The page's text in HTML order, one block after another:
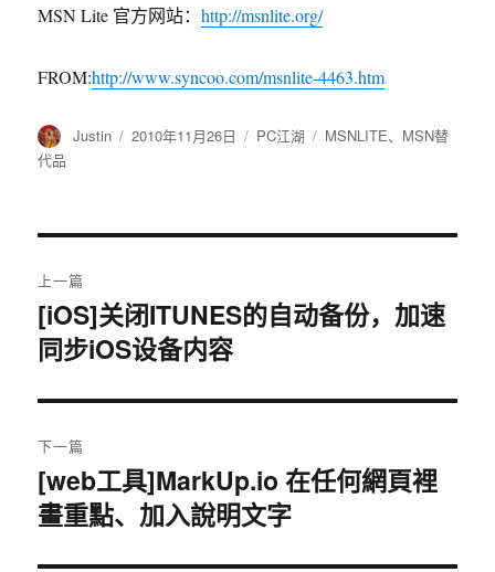
MSN Lite 官方网站：http://msnlite.org/
FROM:http://www.syncoo.com/msnlite-4463.htm
作
Justin
发
2010年11月26日
分
PC江湖
标
MSNLITE、 MSN替
代品
章
导
航
上一篇
上
篇
章：
[iOS]关闭ITUNES的自动备份，加速
同步iOS设备内容
下一篇
下
篇
[web工具]MarkUp.io 在任何網頁裡
畫重點、加入說明文字